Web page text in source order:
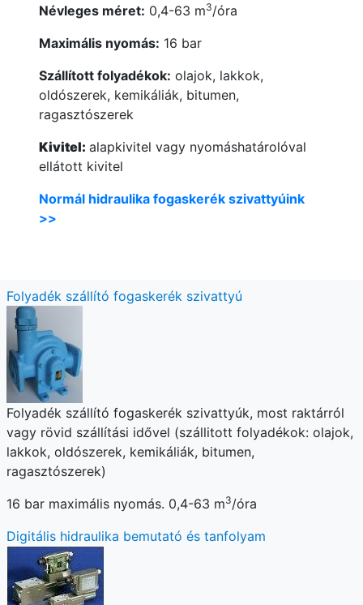
Névleges méret: 0,4-63 m3/óra
Maximális nyomás: 16 bar
Szállított folyadékok: olajok, lakkok,
oldószerek, kemikáliák, bitumen,
ragasztószerek
Kivitel: alapkivitel vagy nyomáshatárolóval
ellátott kivitel
Normál hidraulika fogaskerék szivattyúink
>>
Folyadék szállító fogaskerék szivattyú
Folyadék szállító fogaskerék szivattyúk, most raktárról
vagy rövid szállítási idővel (szállitott folyadékok: olajok,
lakkok, oldószerek, kemikáliák, bitumen,
ragasztószerek)
16 bar maximális nyomás. 0,4-63 m3/óra
Digitális hidraulika bemutató és tanfolyam